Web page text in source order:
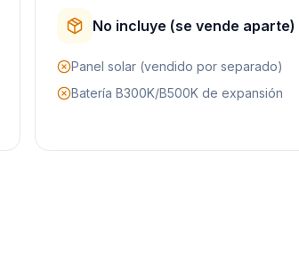
No incluye (se vende aparte)
Panel solar (vendido por separado)
Batería B300K/B500K de expansión